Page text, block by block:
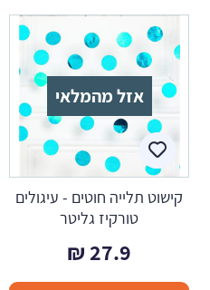
אזל מהמלאי
קישוט תלייה חוטים - עיגולים
טורקיז גליטר
27.9
₪